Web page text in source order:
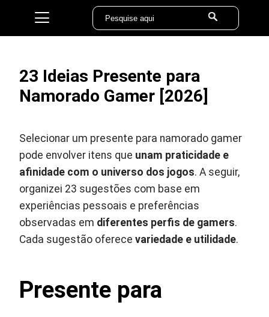
23 Ideias Presente para
Namorado Gamer [2026]
Selecionar um presente para namorado gamer
pode envolver itens que unam praticidade e
afinidade com o universo dos jogos. A seguir,
organizei 23 sugestões com base em
experiências pessoais e preferências
observadas em diferentes perfis de gamers.
Cada sugestão oferecevariedade e utilidade.
Presente para